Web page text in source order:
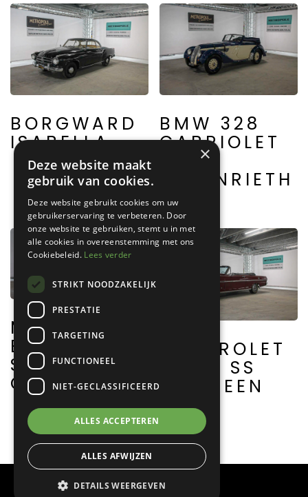
BORGWARD
ISABELLA
BMW 328
CABRIOLET
AUTENRIETH
MERCEDES
BENZ 280
SE 3.5
COUPE
CHEVROLET
NOVA SS
EX.GREEN
DAY
×
Deze website maakt
gebruik van cookies.
Deze website gebruikt cookies om uw
gebruikerservaring te verbeteren. Door
onze website te gebruiken, stemt u in met
alle cookies in overeenstemming met ons
Cookiebeleid. Lees verder
STRIKT NOODZAKELIJK
PRESTATIE
TARGETING
FUNCTIONEEL
NIET-GECLASSIFICEERD
ALLES ACCEPTEREN
ALLES AFWIJZEN
DETAILS WEERGEVEN